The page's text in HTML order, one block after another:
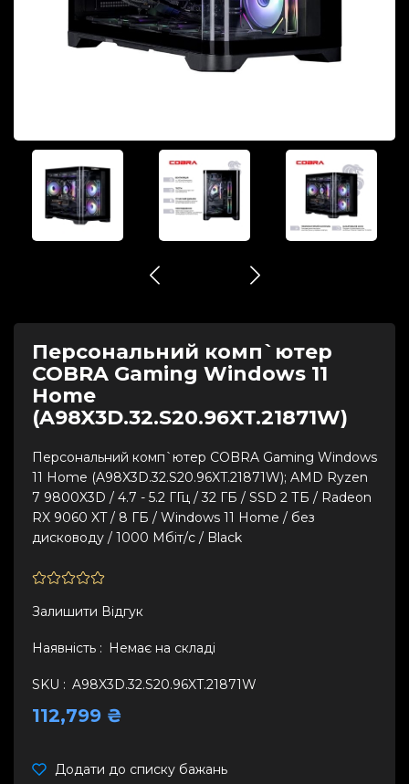
Персональний комп`ютер
COBRA Gaming Windows 11
Home
(A98X3D.32.S20.96XT.21871W)
Персональний комп`ютер COBRA Gaming Windows
11 Home (A98X3D.32.S20.96XT.21871W); AMD Ryzen
7 9800X3D / 4.7 - 5.2 ГГц / 32 ГБ / SSD 2 ТБ / Radeon
RX 9060 XT / 8 ГБ / Windows 11 Home / без
дисководу / 1000 Мбіт/с / Black
Залишити Вiдгук
Наявність : Немає на складі
SKU : A98X3D.32.S20.96XT.21871W
112,799 ₴
Додати до списку бажань